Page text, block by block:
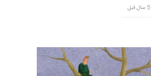
5 سال قبل